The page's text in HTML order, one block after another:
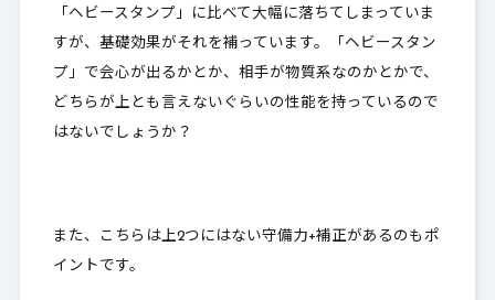
「ヘビースタンプ」に比べて大幅に落ちてしまっていま
すが、基礎効果がそれを補っています。「ヘビースタン
プ」で会心が出るかとか、相手が物質系なのかとかで、
どちらが上とも言えないぐらいの性能を持っているので
はないでしょうか？
また、こちらは上2つにはない守備力+補正がある のもポ
イントです。